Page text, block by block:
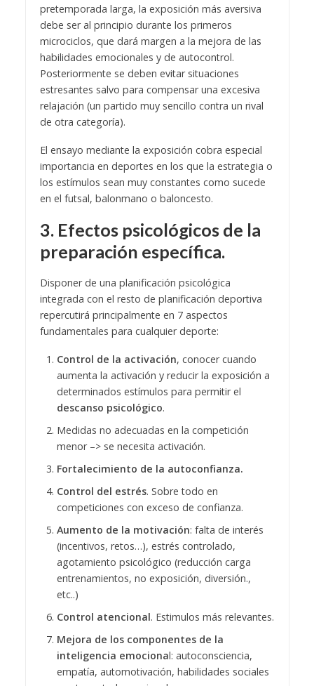
pretemporada larga, la exposición más aversiva
debe ser al principio durante los primeros
microciclos, que dará margen a la mejora de las
habilidades emocionales y de autocontrol.
Posteriormente se deben evitar situaciones
estresantes salvo para compensar una excesiva
relajación (un partido muy sencillo contra un rival
de otra categoría).
El ensayo mediante la exposición cobra especial
importancia en deportes en los que la estrategia o
los estímulos sean muy constantes como sucede
en el futsal, balonmano o baloncesto.
3. Efectos psicológicosde la
preparación específica.
Disponer de una planificación psicológica
integrada con el resto de planificación deportiva
repercutirá principalmente en 7 aspectos
fundamentales para cualquier deporte:
Control de la activación, conocer cuando
aumenta la activación y reducir la exposición a
determinados estímulos para permitir el
descanso psicológico.
Medidas no adecuadas en la competición
menor –> se necesita activación.
Fortalecimiento de la autoconfianza.
Control del estrés. Sobre todo en
competiciones con exceso de confianza.
Aumento de la motivación: falta de interés
(incentivos, retos…), estrés controlado,
agotamiento psicológico (reducción carga
entrenamientos, no exposición, diversión.,
etc..)
Control atencional. Estimulos más relevantes.
Mejora de los componentes de la
inteligencia emocional: autoconsciencia,
empatía, automotivación, habilidades sociales